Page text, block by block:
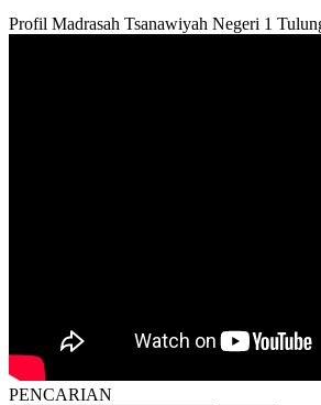
Profil Madrasah Tsanawiyah Negeri 1
PENCARIAN